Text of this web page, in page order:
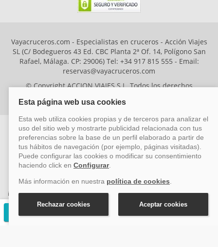
Vayacruceros.com - Especialistas en cruceros - Acción Viajes
SL (C/ Bodegueros 43 Ed. CBC Planta 2ª Of. 14, Polígono San
Rafael, Málaga. CP: 29006) Tel: +34 917 815 555 - Email:
reservas@vayacruceros.com
© Copyright ACCION VIAJES S.L. Todos los derechos
ACCION VIAJES SL ha sido beneficiaria del Fondo Europeo de Desarrollo
Regional (FEDER), cuyo objetivo es mejorar la competitividad de las pymes
mediante el impulso de la innovación, el desarrollo tecnológico, la
investigación de calidad y el uso seguro y fiable del ciberespacio. Gracias a
esta financiación, la empresa ha puesto en marcha un Plan de Acción
durante el año 2026 para reforzar su competitividad empresarial,
promoviendo la innovación y la ciberseguridad. Para ello, ha contado con el